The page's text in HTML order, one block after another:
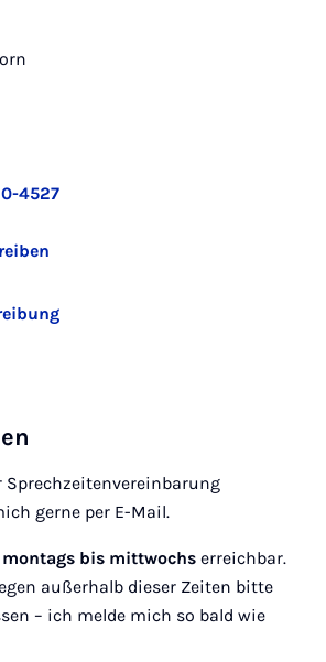
4527
Sprechzeitenvereinbarung
gerne per E-Mail.
montags bis mittwochs erreichbar.
außerhalb dieser Zeiten bitte
– ich melde mich so bald wie